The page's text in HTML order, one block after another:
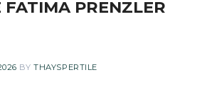
PRENZLER
BYTHAYSPERTILE